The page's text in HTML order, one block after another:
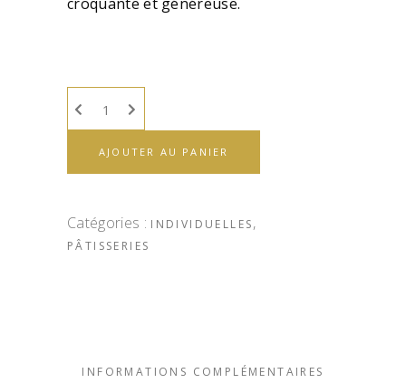
croquante et généreuse.
AJOUTER AU PANIER
Catégories : INDIVIDUELLES,
PÂTISSERIES
INFORMATIONS COMPLÉMENTAIRES